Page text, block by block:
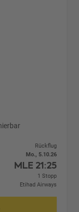
Rückflug
Mo., 5.10.26
MLE 21:25
1 Stopp
Etihad Airways